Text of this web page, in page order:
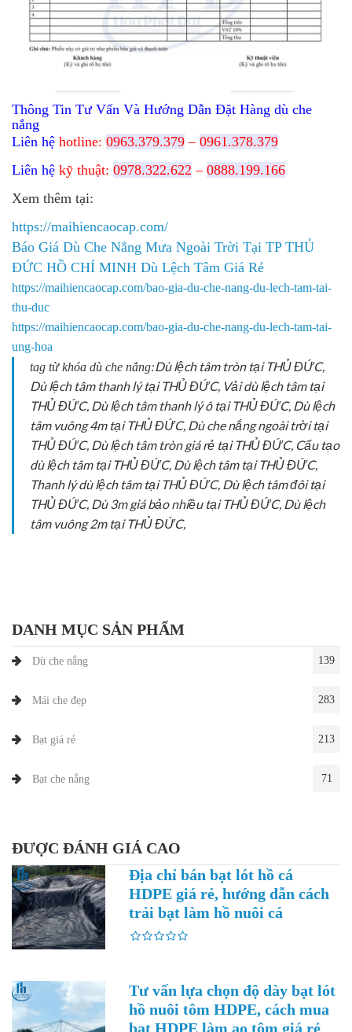
Thông Tin Tư Vấn Và Hướng Dẫn Đặt Hàng dù che
nắng
Liên hệ hotline: 0963.379.379 – 0961.378.379
Liên hệ kỹ thuật: 0978.322.622 – 0888.199.166
Xem thêm tại:
https://maihiencaocap.com/
Báo Giá Dù Che Nắng Mưa Ngoài Trời Tại TP THỦ
ĐỨC HỒ CHÍ MINH Dù Lệch Tâm Giá Rẻ
https://maihiencaocap.com/bao-gia-du-che-nang-du-lech-tam-tai-
thu-duc
https://maihiencaocap.com/bao-gia-du-che-nang-du-lech-tam-tai-
ung-hoa​
tag từ khóa dù che nắng:Dù lệch tâm tròn tại THỦ ĐỨC,
Dù lệch tâm thanh lý tại THỦ ĐỨC, Vải dù lệch tâm tại
THỦ ĐỨC, Dù lệch tâm thanh lý ô tại THỦ ĐỨC, Dù lệch
tâm vuông 4m tại THỦ ĐỨC, Dù che nắng ngoài trời tại
THỦ ĐỨC, Dù lệch tâm tròn giá rẻ tại THỦ ĐỨC, Cấu tạo
dù lệch tâm tại THỦ ĐỨC, Dù lệch tâm tại THỦ ĐỨC,
Thanh lý dù lệch tâm tại THỦ ĐỨC, Dù lệch tâm đôi tại
THỦ ĐỨC, Dù 3m giá bảo nhiều tại THỦ ĐỨC, Dù lệch
tâm vuông 2m tại THỦ ĐỨC,
DANH MỤC SẢN PHẨM
Dù che nắng 139
Mái che đẹp 283
Bạt giá rẻ 213
Bạt che nắng 71
ĐƯỢC ĐÁNH GIÁ CAO
Địa chỉ bán bạt lót hồ cá
HDPE giá rẻ, hướng dẫn cách
trải bạt làm hồ nuôi cá
Tư vấn lựa chọn độ dày bạt lót
hồ nuôi tôm HDPE, cách mua
bạt HDPE làm ao tôm giá rẻ